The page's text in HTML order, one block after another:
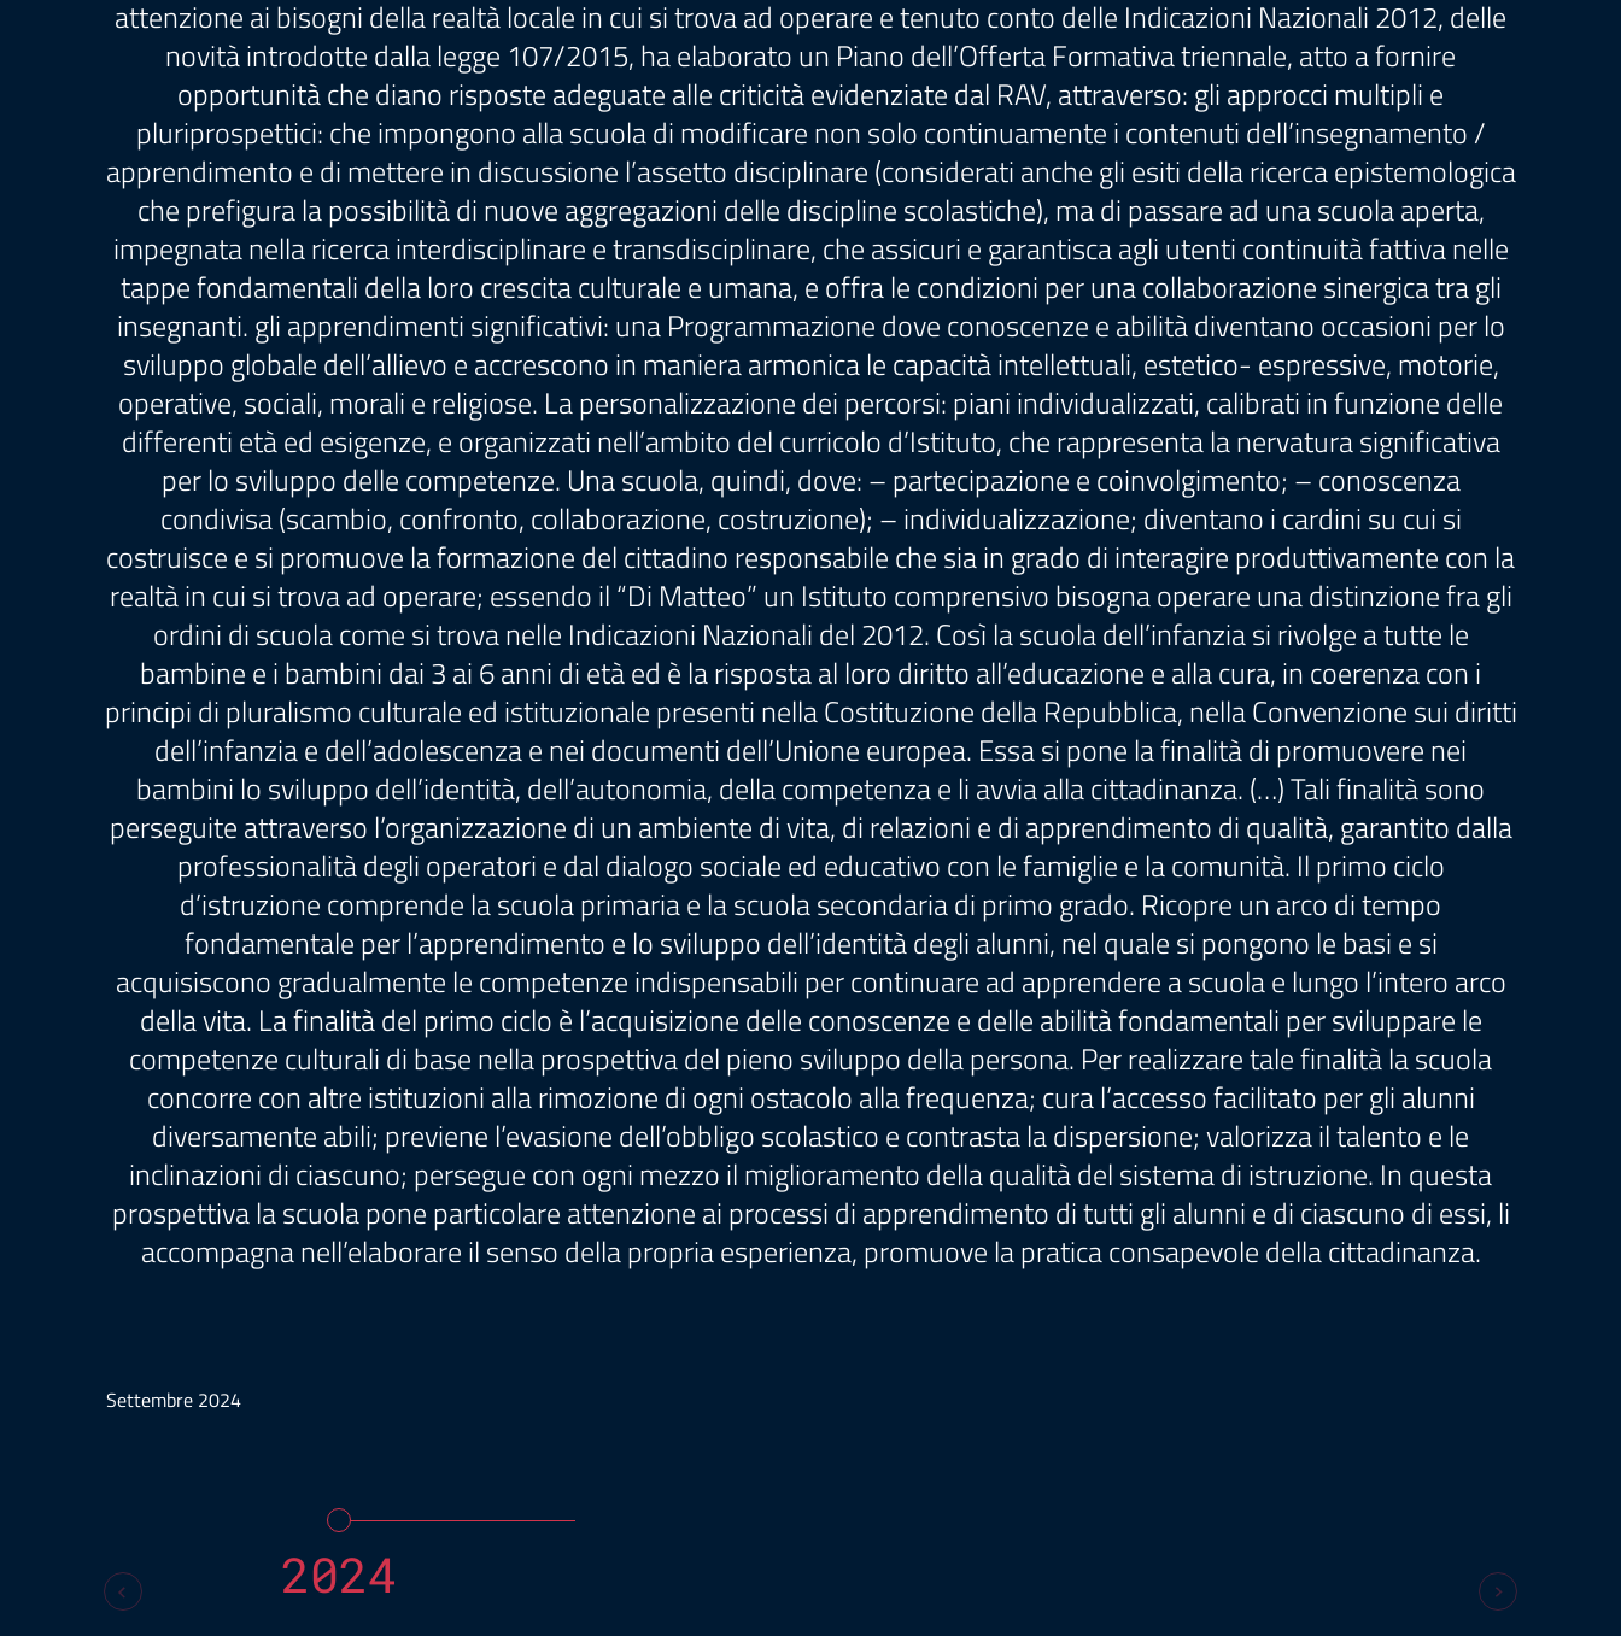
attenzione ai bisogni della realtà locale in cui si trova ad operare e tenuto conto delle Indicazioni Nazionali 2012, delle
novità introdotte dalla legge 107/2015, ha elaborato un Piano dell’Offerta Formativa triennale, atto a fornire
opportunità che diano risposte adeguate alle criticità evidenziate dal RAV, attraverso: gli approcci multipli e
pluriprospettici: che impongono alla scuola di modificare non solo continuamente i contenuti dell’insegnamento /
apprendimento e di mettere in discussione l’assetto disciplinare (considerati anche gli esiti della ricerca epistemologica
che prefigura la possibilità di nuove aggregazioni delle discipline scolastiche), ma di passare ad una scuola aperta,
impegnata nella ricerca interdisciplinare e transdisciplinare, che assicuri e garantisca agli utenti continuità fattiva nelle
tappe fondamentali della loro crescita culturale e umana, e offra le condizioni per una collaborazione sinergica tra gli
insegnanti. gli apprendimenti significativi: una Programmazione dove conoscenze e abilità diventano occasioni per lo
sviluppo globale dell’allievo e accrescono in maniera armonica le capacità intellettuali, estetico- espressive, motorie,
operative, sociali, morali e religiose. La personalizzazione dei percorsi: piani individualizzati, calibrati in funzione delle
differenti età ed esigenze, e organizzati nell’ambito del curricolo d’Istituto, che rappresenta la nervatura significativa
per lo sviluppo delle competenze. Una scuola, quindi, dove: – partecipazione e coinvolgimento; – conoscenza
condivisa (scambio, confronto, collaborazione, costruzione); – individualizzazione; diventano i cardini su cui si
costruisce e si promuove la formazione del cittadino responsabile che sia in grado di interagire produttivamente con la
realtà in cui si trova ad operare; essendo il “Di Matteo” un Istituto comprensivo bisogna operare una distinzione fra gli
ordini di scuola come si trova nelle Indicazioni Nazionali del 2012. Così la scuola dell’infanzia si rivolge a tutte le
bambine e i bambini dai 3 ai 6 anni di età ed è la risposta al loro diritto all’educazione e alla cura, in coerenza con i
principi di pluralismo culturale ed istituzionale presenti nella Costituzione della Repubblica, nella Convenzione sui diritti
dell’infanzia e dell’adolescenza e nei documenti dell’Unione europea. Essa si pone la finalità di promuovere nei
bambini lo sviluppo dell’identità, dell’autonomia, della competenza e li avvia alla cittadinanza. (…) Tali finalità sono
perseguite attraverso l’organizzazione di un ambiente di vita, di relazioni e di apprendimento di qualità, garantito dalla
professionalità degli operatori e dal dialogo sociale ed educativo con le famiglie e la comunità. Il primo ciclo
d’istruzione comprende la scuola primaria e la scuola secondaria di primo grado. Ricopre un arco di tempo
fondamentale per l’apprendimento e lo sviluppo dell’identità degli alunni, nel quale si pongono le basi e si
acquisiscono gradualmente le competenze indispensabili per continuare ad apprendere a scuola e lungo l’intero arco
della vita. La finalità del primo ciclo è l’acquisizione delle conoscenze e delle abilità fondamentali per sviluppare le
competenze culturali di base nella prospettiva del pieno sviluppo della persona. Per realizzare tale finalità la scuola
concorre con altre istituzioni alla rimozione di ogni ostacolo alla frequenza; cura l’accesso facilitato per gli alunni
diversamente abili; previene l’evasione dell’obbligo scolastico e contrasta la dispersione; valorizza il talento e le
inclinazioni di ciascuno; persegue con ogni mezzo il miglioramento della qualità del sistema di istruzione. In questa
prospettiva la scuola pone particolare attenzione ai processi di apprendimento di tutti gli alunni e di ciascuno di essi, li
accompagna nell’elaborare il senso della propria esperienza, promuove la pratica consapevole della cittadinanza.
Settembre 2024
2024